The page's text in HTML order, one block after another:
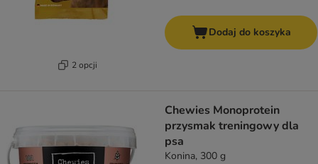
2 opcji
Dodaj do koszyka
Chewies Monoprotein
przysmak treningowy dla
psa
Konina, 300 g